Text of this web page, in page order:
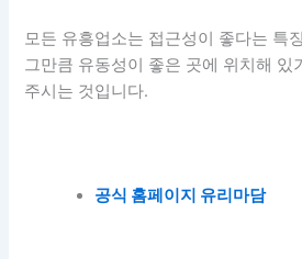
모든 유흥업소는 접근성이 좋다는 특
그만큼 유동성이 좋은 곳에 위치해 있
주시는 것입니다.
공식 홈페이지 유리마담